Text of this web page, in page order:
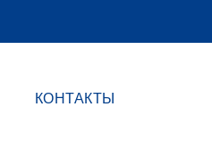
КОНТАКТЫ